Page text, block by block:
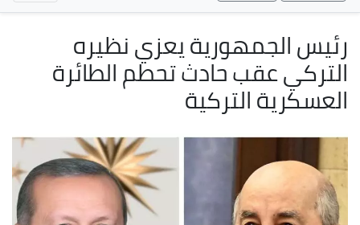
رئيس الجمهورية يعزي نظيره
التركي عقب حادث تحطم الطائرة
العسكرية التركية